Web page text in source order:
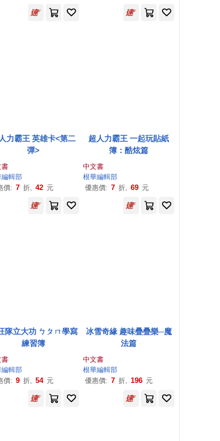
力霸王 英雄卡<第二
彈>
書
編輯部
價: 7 折, 42 元
超人力霸王 一起玩貼紙
簿：酷炫篇
中文書
根華編輯部
優惠價: 7 折, 69 元
隊立大功 ㄅㄆㄇ學寫
練習簿
書
編輯部
價: 9 折, 54 元
冰雪奇緣 趣味疊疊樂─魔
法篇
中文書
根華編輯部
優惠價: 7 折, 196 元